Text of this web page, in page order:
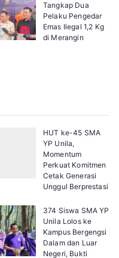
Tangkap Dua
Pelaku Pengedar
Emas Ilegal 1,2 Kg
di Merangin
HUT ke-45 SMA
YP Unila,
Momentum
Perkuat Komitmen
Cetak Generasi
Unggul Berprestasi
374 Siswa SMA YP
Unila Lolos ke
Kampus Bergengsi
Dalam dan Luar
Negeri, Bukti